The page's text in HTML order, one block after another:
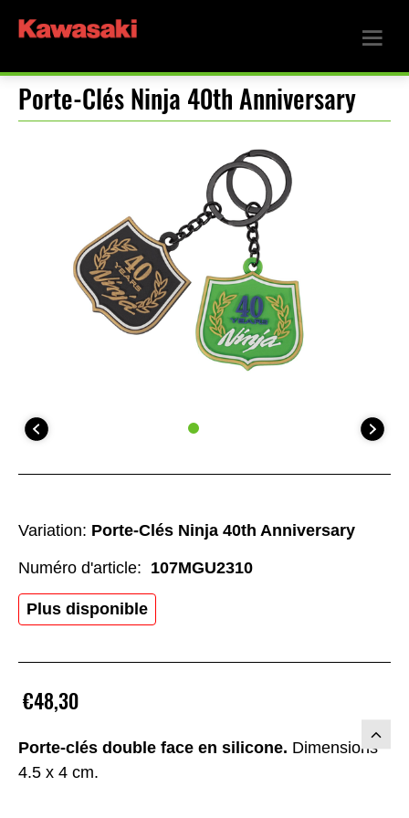
Porte-Clés Ninja 40th Anniversary
Porte-clés double face en silicone. Dimensions
4.5 x 4 cm.
€48,30
Variation: Porte-Clés Ninja 40th Anniversary
Plus disponible
Numéro d'article: 107MGU2310